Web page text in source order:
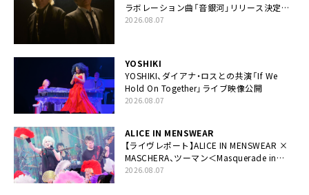
ラボレーション曲「音銀河」リリース決定。
カップリングには新曲「命の宿り」収録も
2026.08.07
YOSHIKI
YOSHIKI、ダイアナ・ロスとの共演「If We
Hold On Together」ライブ映像公開
2026.08.07
ALICE IN MENSWEAR
【ライヴレポート】ALICE IN MENSWEAR ×
MASCHERA、ツーマン＜Masquerade in
Wonderland＞に一夜限り豪華共演と14年
2026.08.07